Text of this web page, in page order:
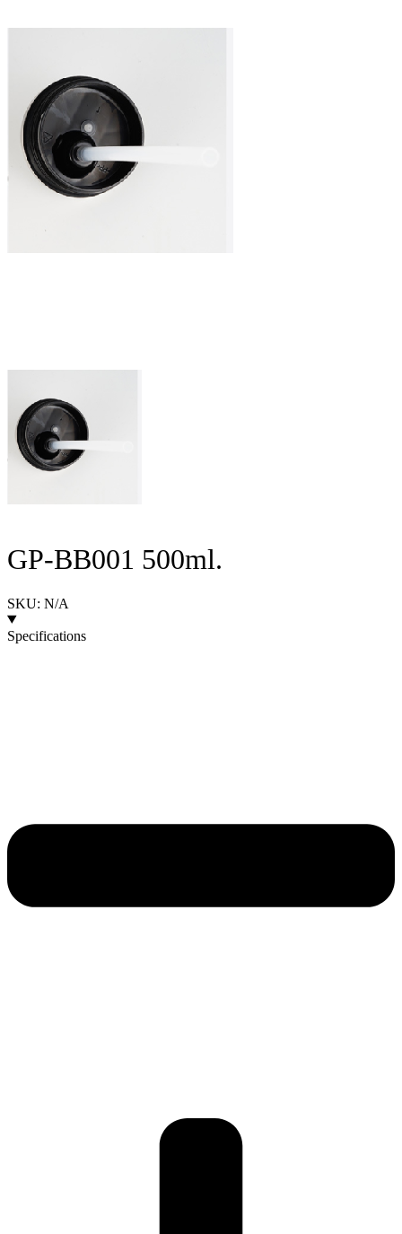
GP-BB001 500ml.
SKU: N/A
Specifications